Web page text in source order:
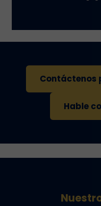
Contáctenos
Hable